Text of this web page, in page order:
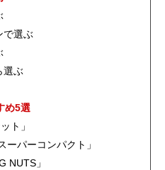
で選ぶ
選ぶ
め5選
ト」
ーパーコンパクト」
NUTS」